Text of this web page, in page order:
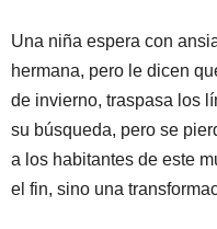
Una niña espera con
hermana, pero le dicen
de invierno, traspasa los
su búsqueda, pero se
a los habitantes de este
el fin, sino una